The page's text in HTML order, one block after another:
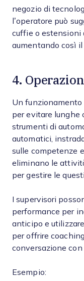
negozio di
l’operatore può
cuffie o estensioni
aumentando così il
4.
Un funzionamento
per evitare lunghe
strumenti di
automatici,
sulle competenze e
eliminano le
per gestire le
I supervisori
performance per
anticipo e
per offrire
conversazione con
Esempio: